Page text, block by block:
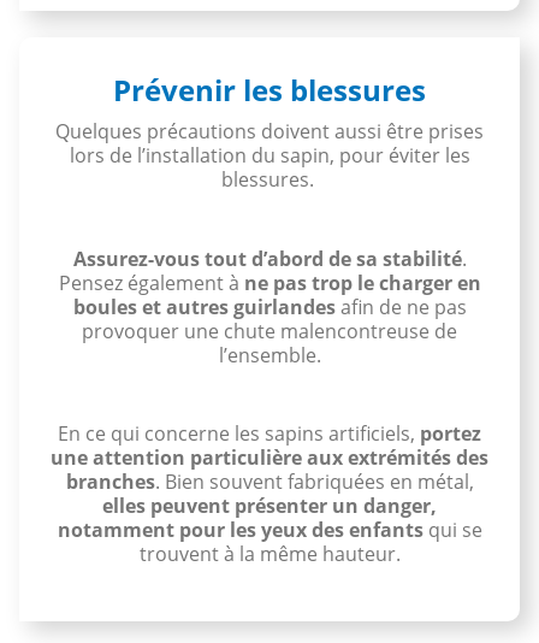
Prévenir les blessures
Quelques précautions doivent aussi être prises
lors de l’installation du sapin, pour éviter les
blessures.
Assurez-vous tout d’abord de sa stabilité.
Pensez également à ne pas trop le charger en
boules et autres guirlandesafin de ne pas
provoquer une chute malencontreuse de
l’ensemble.
En ce qui concerne les sapins artificiels, portez
une attention particulière aux extrémités des
branches. Bien souvent fabriquées en métal,
elles peuvent présenter un danger,
notamment pour les yeux des enfantsqui se
trouvent à la même hauteur.